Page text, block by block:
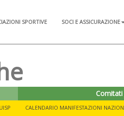
SPORTIVE SOCI E ASSICURAZIONE
CALENDARIO MANIFESTAZIONI